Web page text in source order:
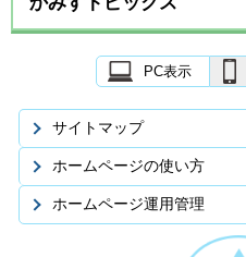
PC表示
サイトマップ
ホームページの使い方
ホームページ運用管理